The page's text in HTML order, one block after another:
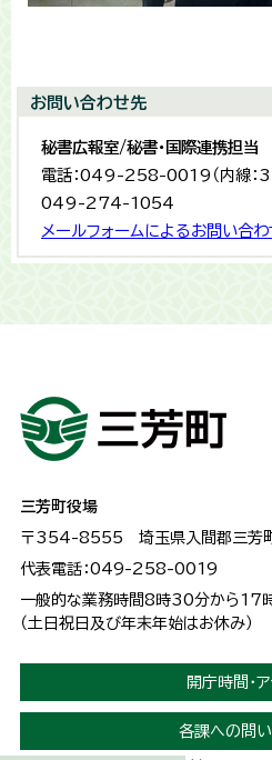
お問い合わせ先
秘書広報室/秘書・国際連携担当
電話：049-258-0019（内線：
049-274-1054
メールフォームによるお問い合わ
三芳町役場
〒354-8555 埼玉県入間郡三芳
代表電話：049-258-0019
一般的な業務時間8時30分から17
（土日祝日及び年末年始はお休み）
開庁時間・
各課への問